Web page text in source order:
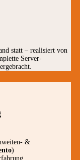
statt – realisiert von
Server-
&
)